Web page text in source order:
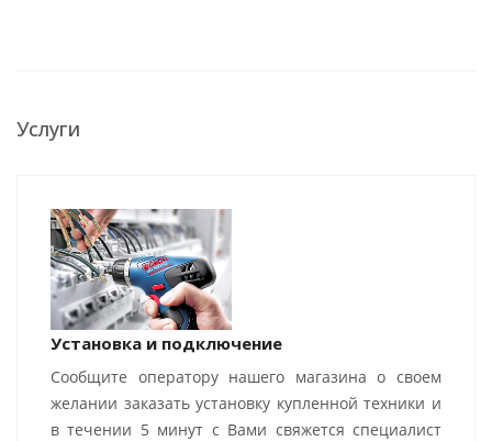
Услуги
Установка и подключение
Сообщите оператору нашего магазина о своем
желании заказать установку купленной техники и
в течении 5 минут с Вами свяжется специалист